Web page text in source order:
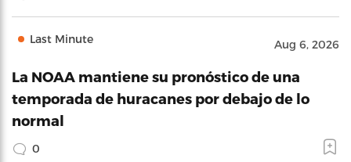
Last Minute Aug 6, 2026
La NOAA mantiene su pronóstico de una
temporada de huracanes por debajo de lo
normal
0